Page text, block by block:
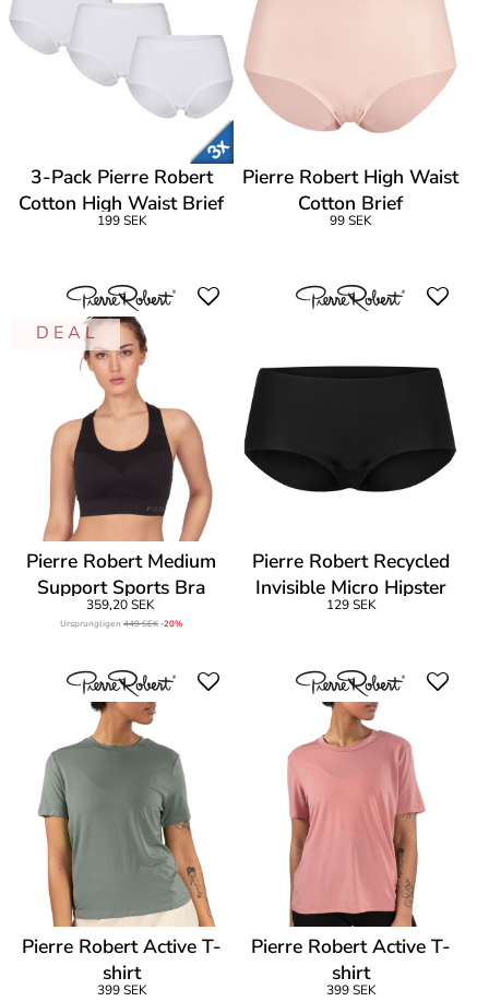
3-Pack Pierre Robert
Cotton High Waist Brief
199 SEK
Pierre Robert High Waist
Cotton Brief
99 SEK
D E A L
Pierre Robert Medium
Support Sports Bra
359,20 SEK
Ursprungligen449 SEK-20%
Pierre Robert Recycled
Invisible Micro Hipster
129 SEK
Pierre Robert Active T-
shirt
399 SEK
Pierre Robert Active T-
shirt
399 SEK